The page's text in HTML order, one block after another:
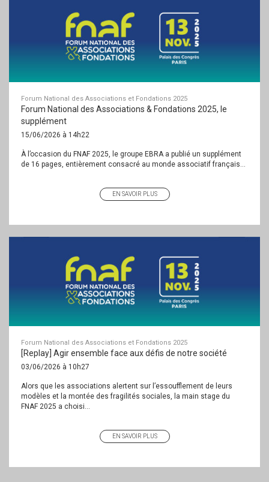
Forum National des Associations et Fondations 2025
Forum National des Associations & Fondations 2025, le
supplément
15/06/2026 à 14h22
À l’occasion du FNAF 2025, le groupe EBRA a publié un supplément
de 16 pages, entièrement consacré au monde associatif français...
EN SAVOIR PLUS
Forum National des Associations et Fondations 2025
[Replay] Agir ensemble face aux défis de notre société
03/06/2026 à 10h27
Alors que les associations alertent sur l’essoufflement de leurs
modèles et la montée des fragilités sociales, la main stage du
FNAF 2025 a choisi...
EN SAVOIR PLUS